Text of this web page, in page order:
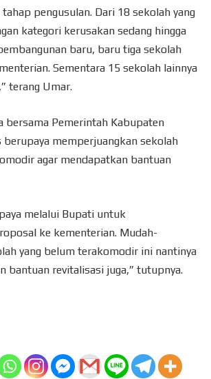
pengusulan. Dari 18 sekolah yang
kategori kerusakan sedang hingga
baru, baru tiga sekolah
Sementara 15 sekolah lainnya
terang Umar.
bersama Pemerintah Kabupaten
berupaya memperjuangkan sekolah
agar mendapatkan bantuan
melalui Bupati untuk
ke kementerian. Mudah-
yang belum terakomodir ini nantinya
bantuan revitalisasi juga,” tutupnya.